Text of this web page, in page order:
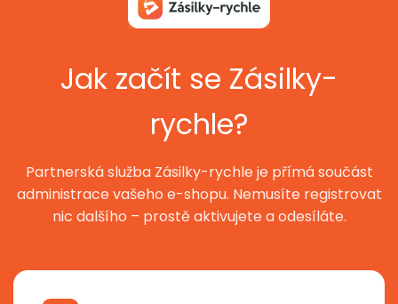
Jak začít se Zásilky-
rychle?
Partnerská služba Zásilky-rychle je přímá součást
administrace vašeho e-shopu. Nemusíte registrovat
nic dalšího – prostě aktivujete a odesíláte.